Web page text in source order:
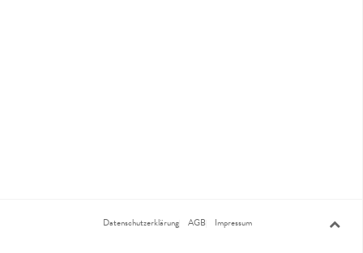
Datenschutzerklärung AGB Impressum